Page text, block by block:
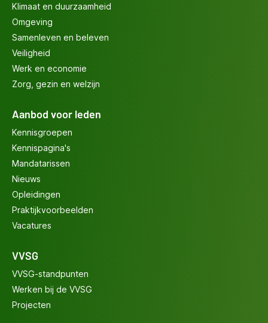
Klimaat en duurzaamheid
Omgeving
Samenleven en beleven
Veiligheid
Werk en economie
Zorg, gezin en welzijn
Aanbod voor leden
Kennisgroepen
Kennispagina's
Mandatarissen
Nieuws
Opleidingen
Praktijkvoorbeelden
Vacatures
VVSG
VVSG-standpunten
Werken bij de VVSG
Projecten